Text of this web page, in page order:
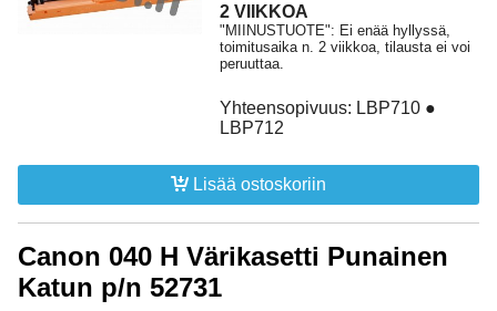
2 VIIKKOA
"MIINUSTUOTE": Ei enää hyllyssä,
toimitusaika n. 2 viikkoa, tilausta ei voi
peruuttaa.
Yhteensopivuus: LBP710 ●
LBP712
Lisää ostoskoriin
Canon 040 H Värikasetti Punainen
Katun p/n 52731